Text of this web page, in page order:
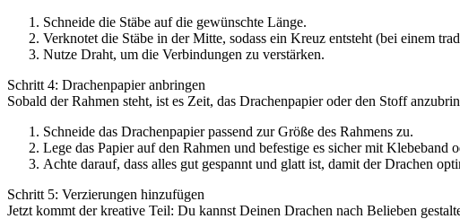
Schneide die Stäbe auf die gewünschte Länge.
Verknotet die Stäbe in der Mitte, sodass ein Kreuz entsteht (bei einem
Nutze Draht, um die Verbindungen zu verstärken.
Schritt 4: Drachenpapier anbringen
Sobald der Rahmen steht, ist es Zeit, das Drachenpapier oder den Stoff
Schneide das Drachenpapier passend zur Größe des Rahmens zu.
Lege das Papier auf den Rahmen und befestige es sicher mit Klebeband
Achte darauf, dass alles gut gespannt und glatt ist, damit der Drachen
Schritt 5: Verzierungen hinzufügen
Jetzt kommt der kreative Teil: Du kannst Deinen Drachen nach Belieben